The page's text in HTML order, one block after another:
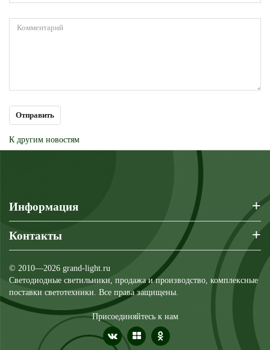
К другим новостям
Информация +
Контакты +
© 2010—2026 grand-light.ru
Светодиодные светильники, продажа и производство, комплексные
поставки светотехники. Все права защищены.
Присоединяйтесь к нам